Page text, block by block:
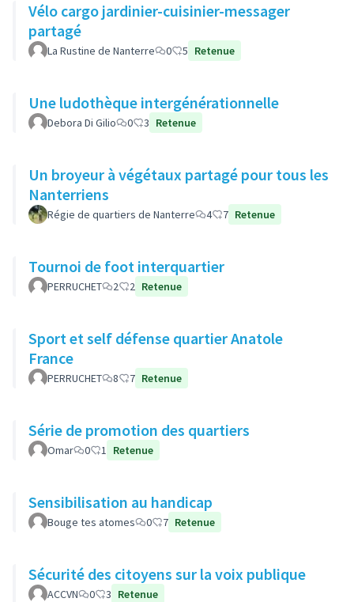
Vélo cargo jardinier-cuisinier-messager
partagé
La Rustine de Nanterre 0 5 Retenue
Une ludothèque intergénérationnelle
Debora Di Gilio 0 3 Retenue
Un broyeur à végétaux partagé pour tous les
Nanterriens
Régie de quartiers de Nanterre 4 7 Retenue
Tournoi de foot interquartier
PERRUCHET 2 2 Retenue
Sport et self défense quartier Anatole
France
PERRUCHET 8 7 Retenue
Série de promotion des quartiers
Omar 0 1 Retenue
Sensibilisation au handicap
Bouge tes atomes 0 7 Retenue
Sécurité des citoyens sur la voix publique
ACCVN 0 3 Retenue